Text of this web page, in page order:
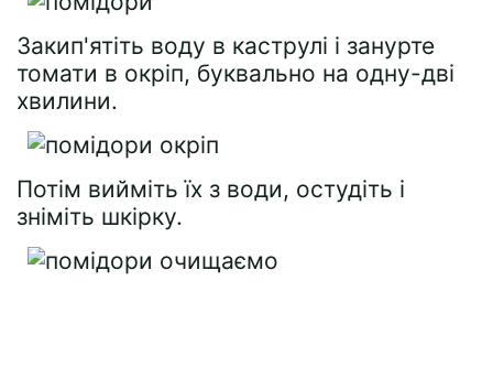
Закип'ятіть воду в каструлі і занурте
томати в окріп, буквально на одну-дві
хвилини.
Потім вийміть їх з води, остудіть і
зніміть шкірку.